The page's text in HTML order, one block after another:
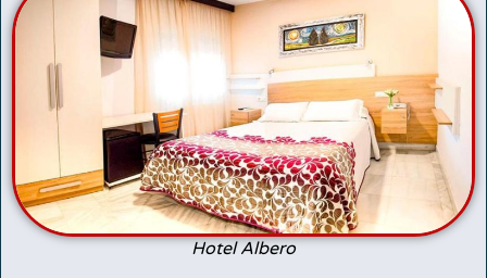
Hotel Albero